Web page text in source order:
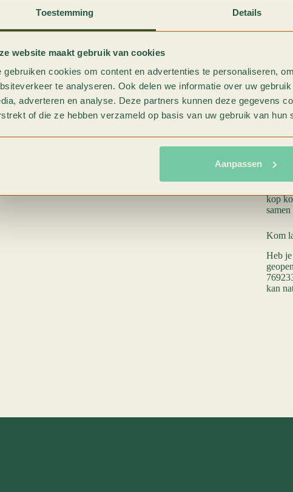
Toestemming Details
website maakt gebruik van cookies
gebruiken cookies om content en advertenties te personaliseren,
te analyseren. Ook delen we informatie over uw
adverteren en analyse. Deze partners kunnen deze gegevens
of die ze hebben verzameld op basis van uw gebruik van hun
Aanpassen
In
kop
Kom
Heb
kan